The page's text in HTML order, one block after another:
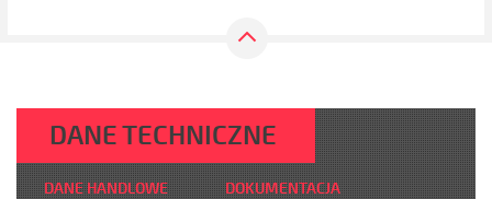
DANE TECHNICZNE
DANE HANDLOWE DOKUMENTACJA